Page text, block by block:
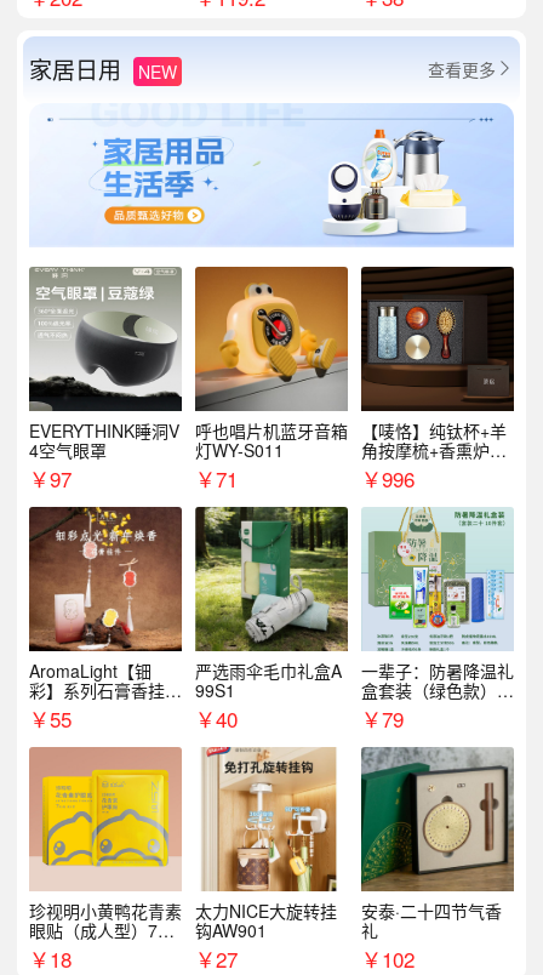
家居日用 NEW 查看更多 
EVERYTHINK睡洞V
4空气眼罩
￥97
呼也唱片机蓝牙音箱
灯WY-S011
￥71
【唛恪】纯钛杯+羊
角按摩梳+香熏炉
+气垫梳
￥996
AromaLight【钿
彩】系列石膏香挂
（代发香味随机）
￥55
严选雨伞毛巾礼盒A
99S1
￥40
一辈子：防暑降温礼
盒套装（绿色款）支
持自由搭配
￥79
珍视明小黄鸭花青素
眼贴（成人型）7对/
盒
￥18
太力NICE大旋转挂
钩AW901
￥27
安泰·二十四节气香
礼
￥102